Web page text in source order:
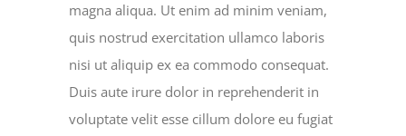
magna aliqua. Ut enim ad minim veniam,
quis nostrud exercitation ullamco laboris
nisi ut aliquip ex ea commodo consequat.
Duis aute irure dolor in reprehenderit in
voluptate velit esse cillum dolore eu fugiat